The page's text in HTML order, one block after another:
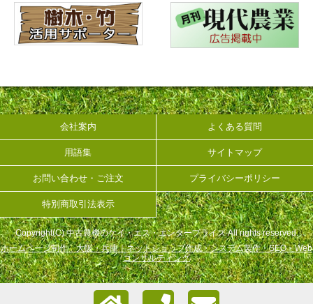
会社案内 よくある質問
用語集 サイトマップ
お問い合わせ・ご注文 プライバシーポリシー
特別商取引法表示
Copyright(C) 中古農機のケイ・エス・エンタープライズ All rights reserved.
ホームページ制作 大阪・兵庫｜ネットショップ作成・システム製作・SEO・Web
コンサルティング